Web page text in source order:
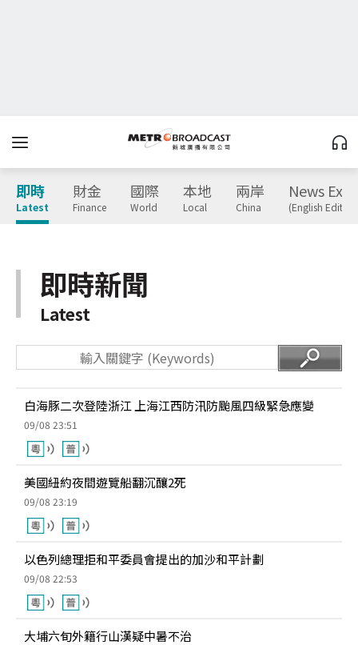
即時
Latest
財金
Finance
國際
World
本地
Local
兩岸
China
News
(English
即時新聞
Latest
白海豚二次登陸浙江 上海江西防汛防颱風四級緊急應變
09/08 23:51
美國紐約夜間遊覽船翻沉釀2死
09/08 23:19
以色列總理拒和平委員會提出的加沙和平計劃
09/08 22:53
大埔六旬外籍行山漢疑中暑不治